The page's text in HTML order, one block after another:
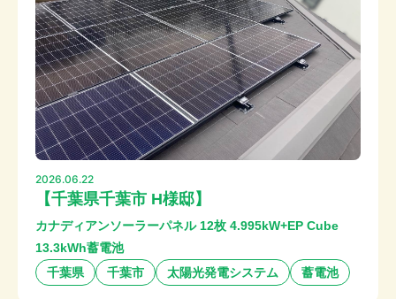
2026.06.22
【千葉県千葉市 H様邸】
カナディアンソーラーパネル 12枚 4.995kW+EP Cube
13.3kWh蓄電池
千葉県
千葉市 太陽光発電システム 蓄電池